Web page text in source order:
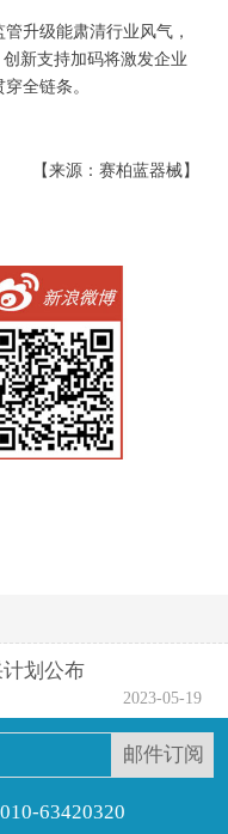
升级能肃清行业风气，
新支持加码将激发企业
全链条。
【来源：赛柏蓝器械】
划公布
2023-05-19
010-63420320